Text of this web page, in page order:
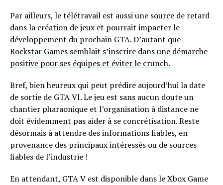
Par ailleurs, le télétravail est aussi une source de retard
dans la création de jeux et pourrait impacter le
développement du prochain GTA. D’autant que
Rockstar Games semblait s’inscrire dans une démarche
positive pour ses équipes et éviter le crunch.
Bref, bien heureux qui peut prédire aujourd’hui la date
de sortie de GTA VI. Le jeu est sans aucun doute un
chantier pharaonique et l’organisation à distance ne
doit évidemment pas aider à se concrétisation. Reste
désormais à attendre des informations fiables, en
provenance des principaux intéressés ou de sources
fiables de l’industrie !
En attendant, GTA V est disponible dans le Xbox Game